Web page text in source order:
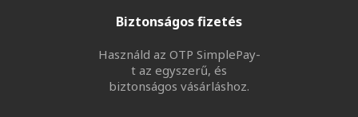
Biztonságos fizetés
Használd az OTP SimplePay-
t az egyszerű, és
biztonságos vásárláshoz.